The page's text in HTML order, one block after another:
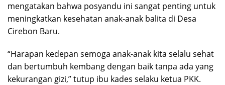
mengatakan bahwa posyandu ini sangat penting untuk
meningkatkan kesehatan anak-anak balita di Desa
Cirebon Baru.
“Harapan kedepan semoga anak-anak kita selalu sehat
dan bertumbuh kembang dengan baik tanpa ada yang
kekurangan gizi,” tutup ibu kades selaku ketua PKK.